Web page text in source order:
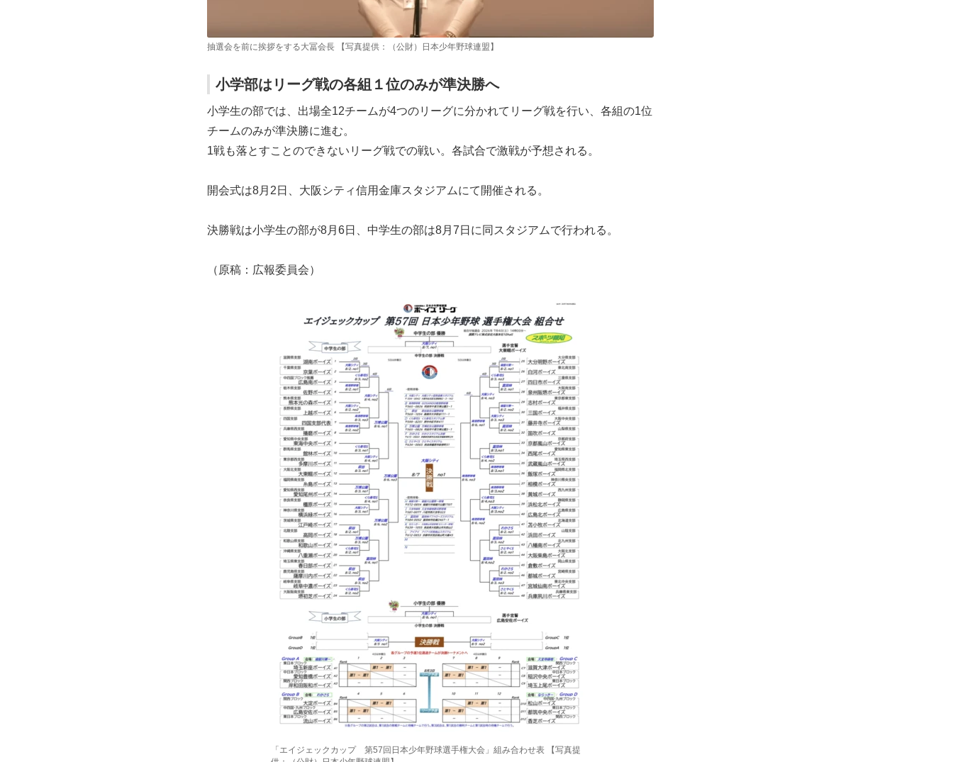
抽選会を前に挨拶をする大冨会長 【写真提供：（公財）日本少年野球連盟】
小学部はリーグ戦の各組１位のみが準決勝へ
小学生の部では、出場全12チームが4つのリーグに分かれてリーグ戦を行い、各組の1位
チームのみが準決勝に進む。
1戦も落とすことのできないリーグ戦での戦い。各試合で激戦が予想される。
開会式は8月2日、大阪シティ信用金庫スタジアムにて開催される。
決勝戦は小学生の部が8月6日、中学生の部は8月7日に同スタジアムで行われる。
（原稿：広報委員会）
「エイジェックカップ 第57回日本少年野球選手権大会」組み合わせ表 【写真提